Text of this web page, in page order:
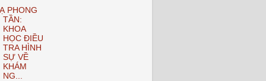
PHONG
TẦN:
KHOA
HỌC ĐIỀU
TRA HÌNH
SỰ VỀ
KHÁM
NG...